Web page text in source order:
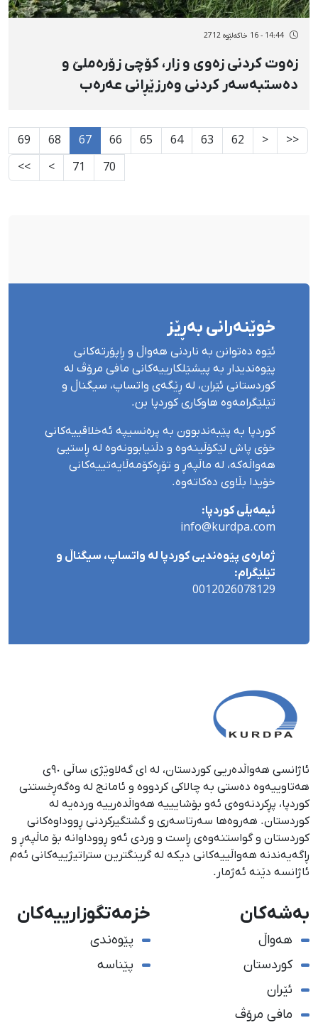
14:44 - 16 خاکەلێوه 2712
زەوت كردنی زەوی و زار، كۆچی زۆرەملێ‌ و
دەستبەسەر كردنی وەرزێڕانی عەرەب
<<
<
62
63
64
65
66
67
68
69
70
71
>
>>
خوێنەرانی بەڕێز
ئێوە دەتوانن بە ناردنی هەواڵ و ڕاپۆرتەکانی
پێوەندیدار بە پیشێلکارییەکانی مافی مرۆڤ لە
کوردستانی ئێران، لە ڕێگەی واتساپ، سیگناڵ و
تێلێگرامەوە هاوکاری کوردپا بن.
کوردپا بە پێبەندبوون بە پرەنسیپە ئەخلاقییەکانی
خۆی پاش لێکۆڵینەوە و دڵنیابوونەوە لە ڕاستیی
هەواڵەکە، لە ماڵپەڕ و تۆڕەکۆمەڵایەتییەکانی
خۆیدا بڵاوی دەکاتەوە.
ئیمەیڵی کوردپا:
info@kurdpa.com
ژمارەی پێوەندیی کوردپا لە واتساپ، سیگناڵ و
تێلێگرام:
0012026078129
ئاژانسی هەواڵدەریی کوردستان، لە ١ی گەلاوێژی ساڵی ٩٠ی
هەتاوییەوە دەستی بە چالاکی کردووە و ئامانج لە وەگەڕخستنی
كوردپا، پڕكردنەوەی ئەو بۆشایییە هەواڵدەرییە وردەیە لە
كوردستان. هەروەها سەرتاسەری و گشتگیركردنی ڕووداوەكانی
كوردستان و گواستنەوەی ڕاست و وردی ئەو ڕووداوانە بۆ ماڵپەڕ و
ڕاگەیەندنە هەواڵییەكانی دیكە لە گرینگترین ستراتیژییەكانی ئەم
ئاژانسە دێنە ئەژمار.
بەشەکان
هەواڵ
کوردستان
ئێران
مافی مرۆڤ
خزمەتگوزارییەکان
پێوەندی
پێناسە